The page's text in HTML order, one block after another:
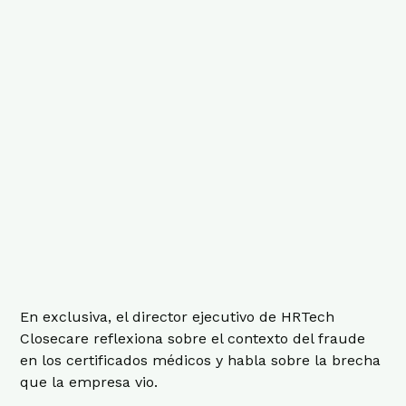
En exclusiva, el director ejecutivo de HRTech
Closecare reflexiona sobre el contexto del fraude
en los certificados médicos y habla sobre la brecha
que la empresa vio.